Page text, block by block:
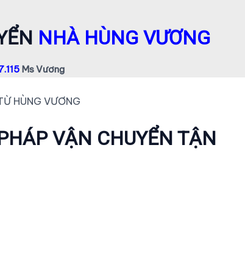
NHÀ HÙNG VƯƠNG
Ms Vương
HÙNG VƯƠNG
VẬN CHUYỂN TẬN